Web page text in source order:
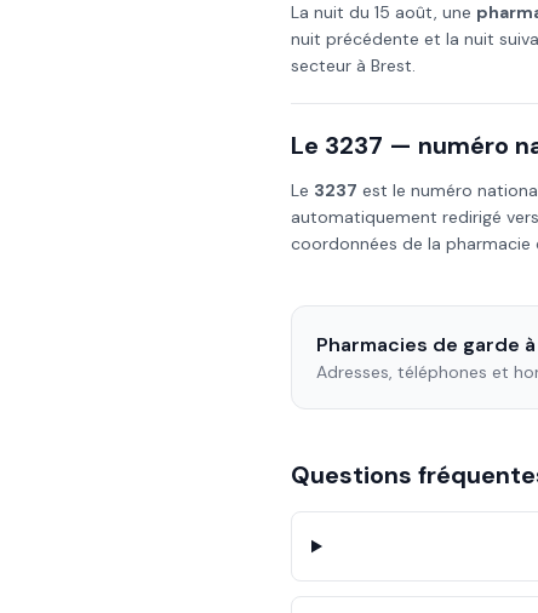
La nuit du 15 août, une
nuit précédente et la nuit
secteur à Brest.
Le 3237 — numéro
Le 3237 est le numéro
automatiquement redirigé
coordonnées de la pharmacie
Pharmacies de garde à
Adresses, téléphones et
Questions